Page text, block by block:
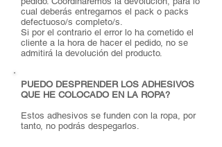
cual deberás entregarnos el pack o packs
defectuoso/s completo/s.
Si por el contrario el error lo ha cometido el
cliente a la hora de hacer el pedido, no se
admitirá la devolución del producto.
PUEDO DESPRENDER LOS ADHESIVOS
QUE HE COLOCADO EN LA ROPA?
Estos adhesivos se funden con la ropa, por
tanto, no podrás despegarlos.